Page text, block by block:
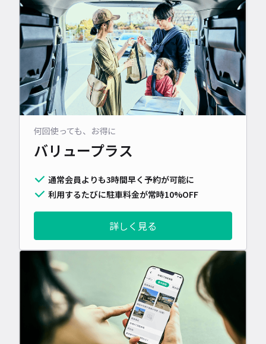
何回使っても、お得に
バリュープラス
通常会員よりも3時間早く予約が可能に
利用するたびに駐車料金が常時10%OFF
詳しく見る